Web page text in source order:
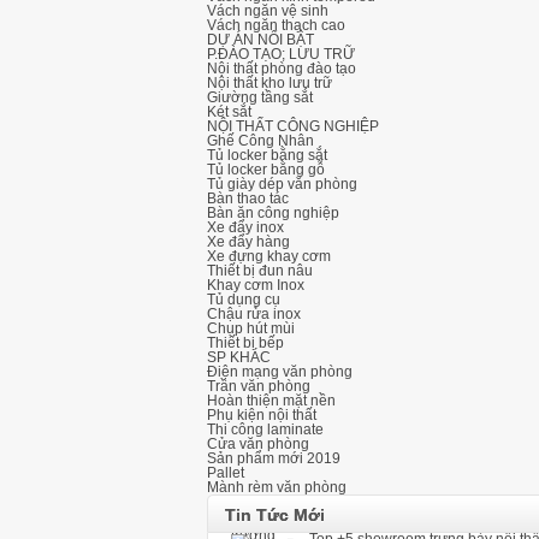
Vách ngăn vệ sinh
Vách ngăn thạch cao
DỰ ÁN NỔI BẬT
P.ĐÀO TẠO; LƯU TRỮ
Nội thất phòng đào tạo
Nội thất kho lưu trữ
Giường tầng sắt
Két sắt
NỘI THẤT CÔNG NGHIỆP
Ghế Công Nhân
Tủ locker bằng sắt
Tủ locker bằng gỗ
Tủ giày dép văn phòng
Bàn thao tác
Bàn ăn công nghiệp
Xe đẩy inox
Xe đẩy hàng
Xe đựng khay cơm
Thiết bị đun nâu
Khay cơm Inox
Tủ dụng cụ
Chậu rửa inox
Chụp hút mùi
Thiết bị bếp
SP KHÁC
Điện mạng văn phòng
Trần văn phòng
Hoàn thiện mặt nền
Phụ kiện nội thất
Thi công laminate
Cửa văn phòng
Sản phẩm mới 2019
Pallet
Mành rèm văn phòng
Tin Tức Mới
Ghế hội trường có bàn viết và ghế
Top +5 showroom trưng bày nội